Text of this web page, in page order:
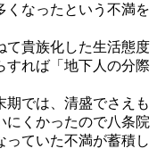
くなったという不満を
て貴族化した生活態度
すれば「地下人の分際
期では、清盛でさえも
にくかったので八条院
っていた不満が蓄積し